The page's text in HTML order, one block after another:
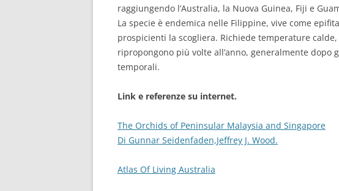
raggiungendo l’Australia, la Nuova Guinea, Fiji e
La specie è endemica nelle Filippine, vive come
prospicienti la scogliera. Richiede temperature
ripropongono più volte all’anno, generalmente
temporali.
Link e referenze su internet.
The Orchids of Peninsular Malaysia and Singapore
Di Gunnar Seidenfaden,Jeffrey J. Wood.
Atlas Of Living Australia